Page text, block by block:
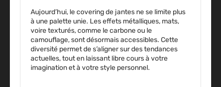
Aujourd’hui, le covering de jantes ne se limite plus
à une palette unie. Les effets métalliques, mats,
voire texturés, comme le carbone ou le
camouflage, sont désormais accessibles. Cette
diversité permet de s’aligner sur des tendances
actuelles, tout en laissant libre cours à votre
imagination et à votre style personnel.